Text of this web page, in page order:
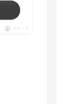
ポチップ